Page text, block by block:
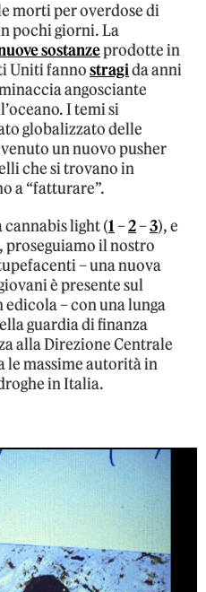
morti per overdose di
pochi giorni. La
sostanzeprodotte in
Uniti fannostragida anni
angosciante
I temi si
globalizzato delle
un nuovo pusher
che si trovano in
a “fatturare”.
light (1–2–3), e
proseguiamo il nostro
– una nuova
è presente sul
edicola – con una lunga
guardia di finanza
alla Direzione Centrale
le massime autorità in
in Italia.